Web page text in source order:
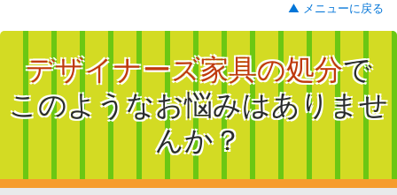
▲ メニューに戻る
デザイナーズ家具の処分で
このようなお悩みはありませ
んか？